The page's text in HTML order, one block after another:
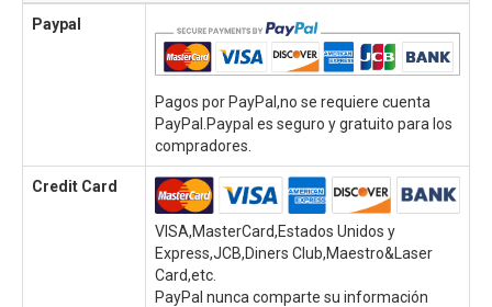
Paypal
Pagos por PayPal,no se requiere cuenta
PayPal.Paypal es seguro y gratuito para los
compradores.
Credit Card
VISA,MasterCard,Estados Unidos y
Express,JCB,Diners Club,Maestro&Laser
Card,etc.
PayPal nunca comparte su información